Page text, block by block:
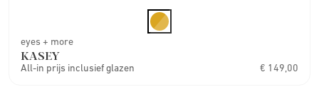
eyes + more
KASEY
All-in prijs inclusief glazen € 149,00